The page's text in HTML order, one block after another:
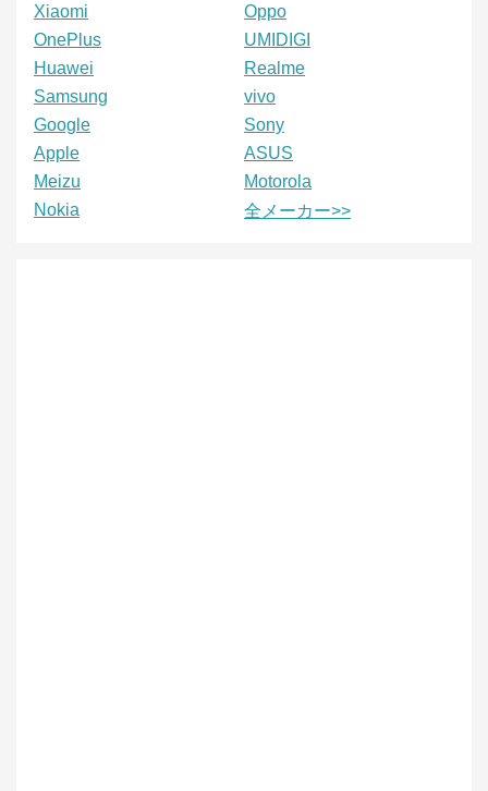
Xiaomi
Oppo
OnePlus
UMIDIGI
Huawei
Realme
Samsung
vivo
Google
Sony
Apple
ASUS
Meizu
Motorola
Nokia
全メーカー>>